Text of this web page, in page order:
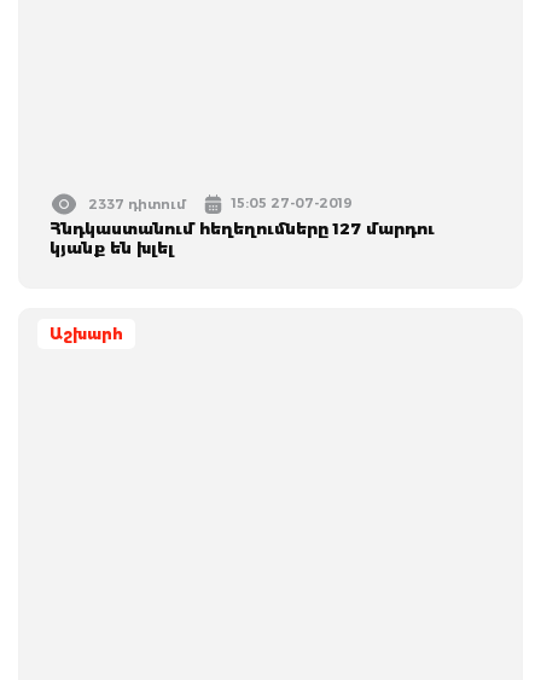
2337 դիտում 15:05 27-07-2019
Հնդկաստանում հեղեղումները 127 մարդու
կյանք են խլել
Աշխարհ